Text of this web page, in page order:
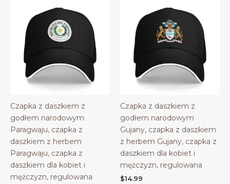
Czapka z daszkiem z
godłem narodowym
Paragwaju, czapka z
daszkiem z herbem
Paragwaju, czapka z
daszkiem dla kobiet i
mężczyzn, regulowana
Czapka z daszkiem z
godłem narodowym
Gujany, czapka z daszkiem
z herbem Gujany, czapka z
daszkiem dla kobiet i
mężczyzn, regulowana
$14.99